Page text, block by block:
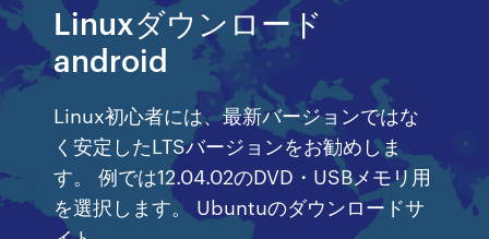
Linuxダウンロード
android
Linux初心者には、最新バージョンではな
く安定したLTSバージョンをお勧めしま
す。 例では12.04.02のDVD・USBメモリ用
を選択します。 Ubuntuのダウンロードサ